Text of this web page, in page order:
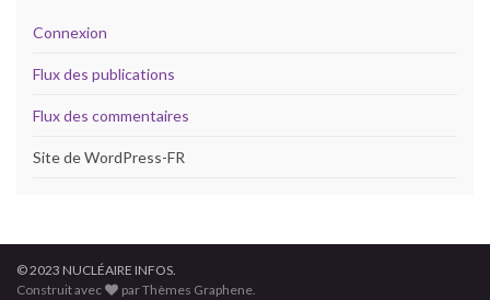
Connexion
Flux des publications
Flux des commentaires
Site de WordPress-FR
© 2023 NUCLÉAIRE INFOS.
Construit avec
par Thèmes Graphene.